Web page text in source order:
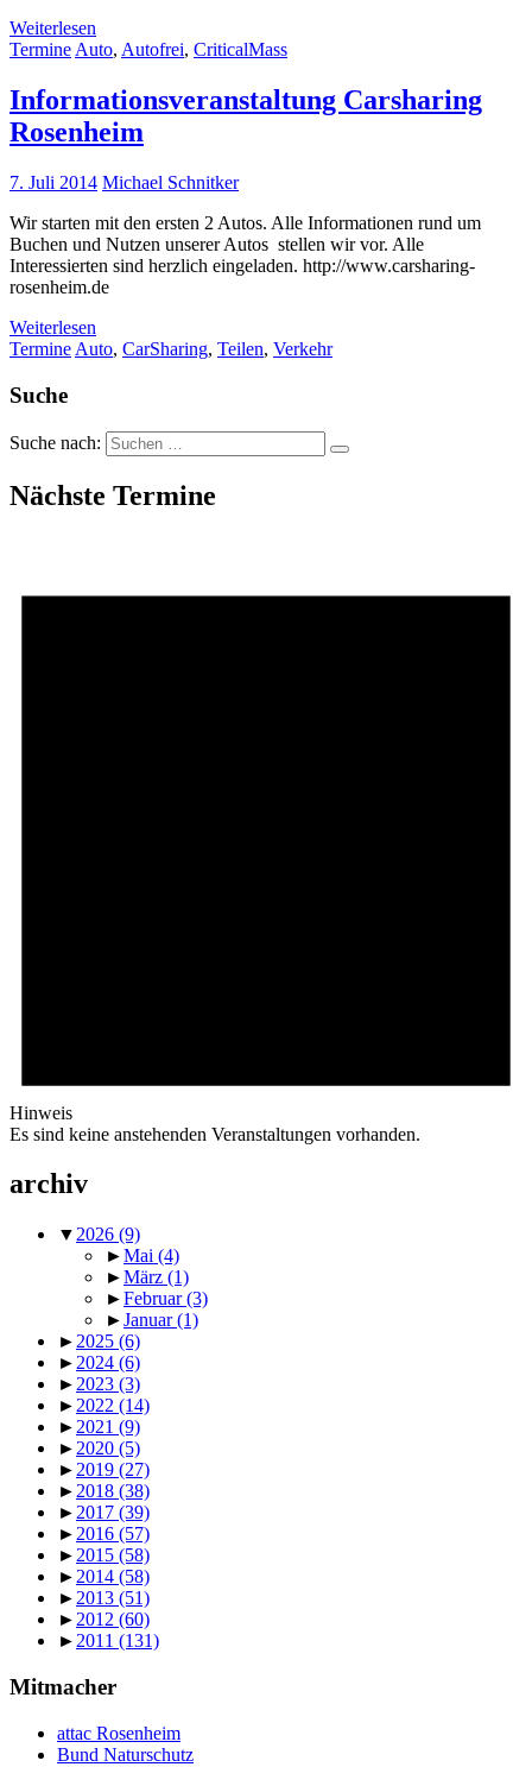
Weiterlesen
Termine Auto, Autofrei, CriticalMass
Informationsveranstaltung Carsharing
Rosenheim
7. Juli 2014 Michael Schnitker
Wir starten mit den ersten 2 Autos. Alle Informationen rund um
Buchen und Nutzen unserer Autos stellen wir vor. Alle
Interessierten sind herzlich eingeladen. http://www.carsharing-
rosenheim.de
Weiterlesen
Termine Auto, CarSharing, Teilen, Verkehr
Suche
Suche nach:
Nächste Termine
Hinweis
Es sind keine anstehenden Veranstaltungen vorhanden.
archiv
▼ 2026 (9)
►Mai (4)
►März (1)
►Februar(3)
►Januar(1)
► 2025 (6)
► 2024 (6)
► 2023 (3)
► 2022 (14)
► 2021 (9)
► 2020 (5)
► 2019 (27)
► 2018 (38)
► 2017 (39)
► 2016 (57)
► 2015 (58)
► 2014 (58)
► 2013 (51)
► 2012 (60)
► 2011 (131)
Mitmacher
attac Rosenheim
Bund Naturschutz